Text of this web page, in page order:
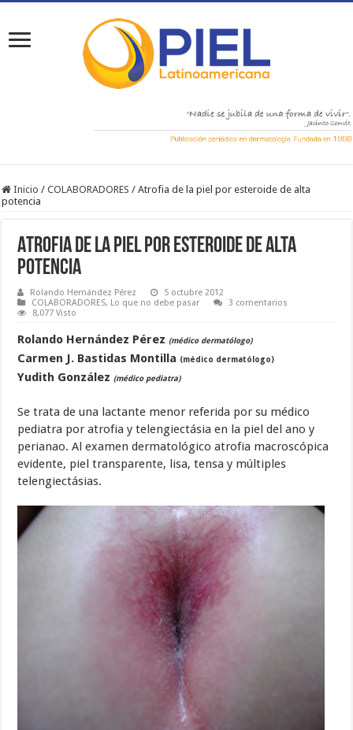
Inicio / COLABORADORES / Atrofia de la piel por esteroide de alta
potencia
Atrofia de la piel por esteroide de alta
potencia
Rolando Hernández Pérez
5 octubre 2012
COLABORADORES, Lo que no debe pasar
3 comentarios
8,077 Visto
Rolando Hernández Pérez(médico dermatólogo)
Carmen J. Bastidas Montilla (médico dermatólogo)
Yudith González(médico pediatra)
Se trata de una lactante menor referida por su médico
pediatra por atrofia y telengiectásia en la piel del ano y
perianao. Al examen dermatológico atrofia macroscópica
evidente, piel transparente, lisa, tensa y múltiples
telengiectásias.